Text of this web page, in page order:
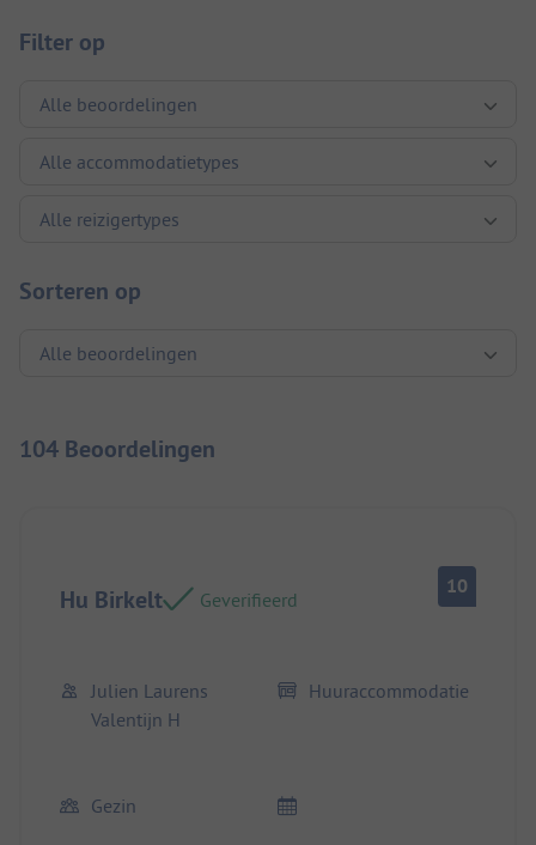
Filter op
Sorteren op
104 Beoordelingen
Hu Birkelt Geverifieerd
10
Julien Laurens
Valentijn H
Huuraccommodatie
Gezin